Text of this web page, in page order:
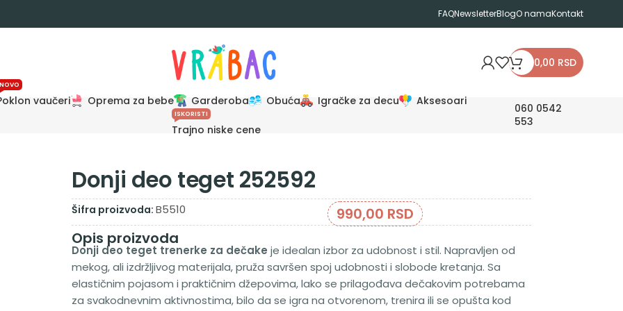
FAQNewsletterBlogO namaKontakt
0,00 RSD
vaučeri
NOVO
Oprema za bebe Garderoba Obuća Igračke za decu Aksesoari
Trajno niske cene
ISKORISTI
060 0542
553
Donji deo teget 252592
Šifra proizvoda: B5510 990,00 RSD
Opis proizvoda
Donji deo teget trenerke za dečake je idealan izbor za udobnost i stil. Napravljen od
mekog, ali izdržljivog materijala, pruža savršen spoj udobnosti i slobode kretanja. Sa
elastičnim pojasom i praktičnim džepovima, lako se prilagođava dečakovim potrebama
za svakodnevnim aktivnostima, bilo da se igra na otvorenom, trenira ili se opušta kod